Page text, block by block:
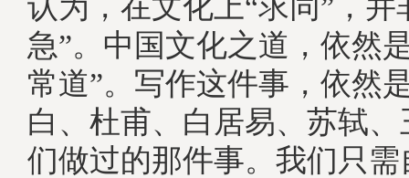
急”。中国文化之道，依然
常道”。写作这件事，依然
白、杜甫、白居易、苏轼
们做过的那件事。我们只